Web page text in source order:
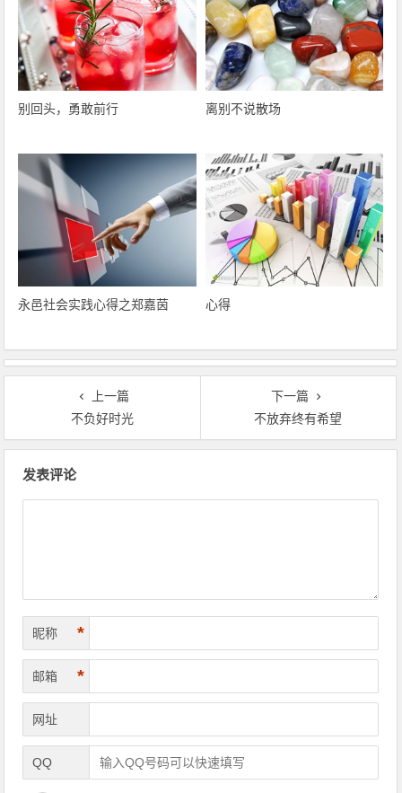
别回头，勇敢前行 离别不说散场
永邑社会实践心得之郑嘉茵 心得
上一篇
不负好时光
下一篇
不放弃终有希望
发表评论
昵称 *
邮箱 *
网址
QQ